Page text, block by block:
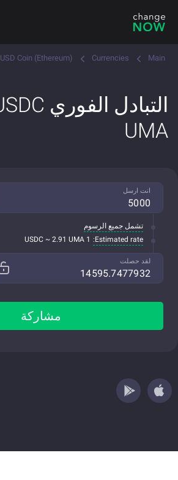
Main
Currencies
USD Coin (Ethereum)
UMA
انت ارسل
تشمل جميع الرسوم
Estimated rate:
1 USDC ~ 2.91 UMA
لقد حصلت
مشاركة